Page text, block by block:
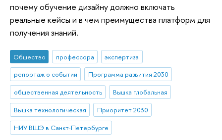
почему обучение дизайну должно включать
реальные кейсы и в чем преимущества платформ для
получения знаний.
Общество профессора
экспертиза
репортаж о событии
Программа развития 2030
общественная деятельность
Вышка глобальная
Вышка технологическая
Приоритет 2030
НИУ ВШЭ в Санкт-Петербурге